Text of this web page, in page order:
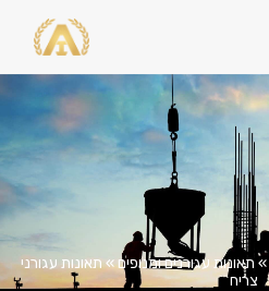
» תאונות עגורנים ומנופים»תאונות עגורני
צריח